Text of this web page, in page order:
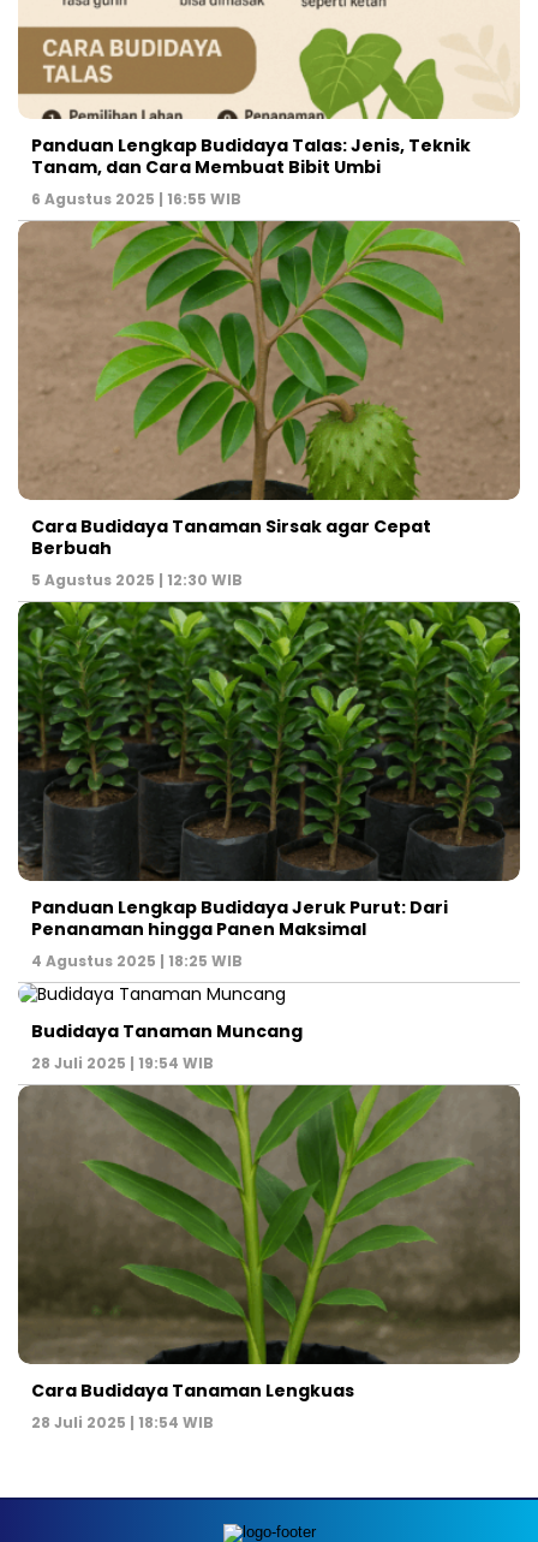
Panduan Lengkap Budidaya Talas: Jenis, Teknik
Tanam, dan Cara Membuat Bibit Umbi
6 Agustus 2025 | 16:55 WIB
Cara Budidaya Tanaman Sirsak agar Cepat
Berbuah
5 Agustus 2025 | 12:30 WIB
Panduan Lengkap Budidaya Jeruk Purut: Dari
Penanaman hingga Panen Maksimal
4 Agustus 2025 | 18:25 WIB
Budidaya Tanaman Muncang
28 Juli 2025 | 19:54 WIB
Cara Budidaya Tanaman Lengkuas
28 Juli 2025 | 18:54 WIB